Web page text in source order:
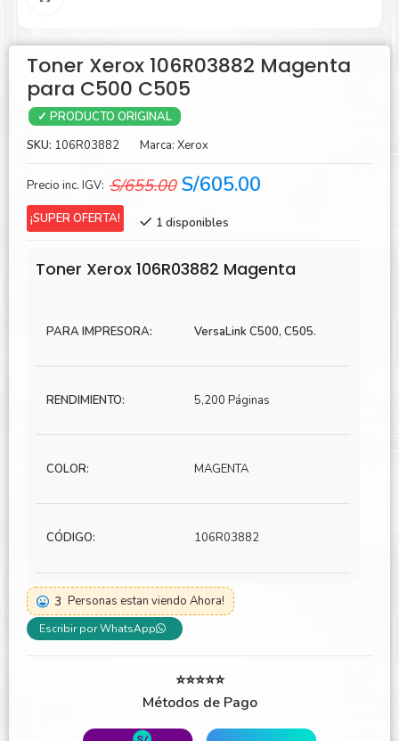
Toner Xerox 106R03882 Magenta
para C500 C505
✓ PRODUCTO ORIGINAL
SKU: 106R03882 Marca: Xerox
Precio inc. IGV: S/655.00 El
original
S/655.00.
S/605.00
S/605.00.
¡SUPER OFERTA! 1 disponibles
Toner Xerox 106R03882 Magenta
PARA IMPRESORA: VersaLink C500, C505.
RENDIMIENTO: 5,200 Páginas
COLOR: MAGENTA
CÓDIGO: 106R03882
3 Personas estan viendo Ahora!
Escribir por WhatsApp
⭐⭐⭐⭐⭐
Métodos de Pago